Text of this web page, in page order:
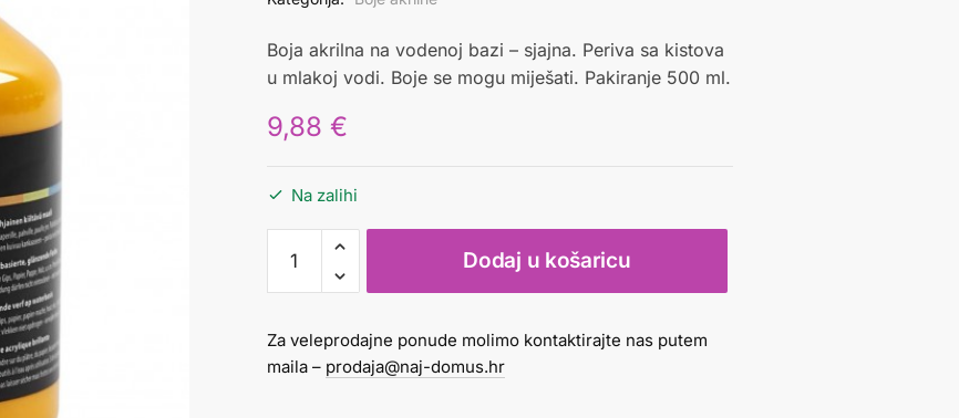
Boja akrilna na vodenoj bazi – sjajna. Periva sa kistova
u mlakoj vodi. Boje se mogu miješati. Pakiranje 500 ml.
9,88 €
Na zalihi
akrilna
glossy
ml
žuta
Dodaj u košaricu
Za veleprodajne ponude molimo kontaktirajte nas putem
maila – prodaja@naj-domus.hr